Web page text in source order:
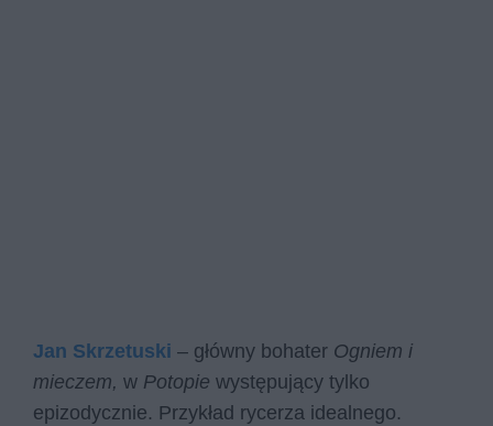
Jan Skrzetuski – główny bohater Ogniem i
mieczem, w Potopie występujący tylko
epizodycznie. Przykład rycerza idealnego.